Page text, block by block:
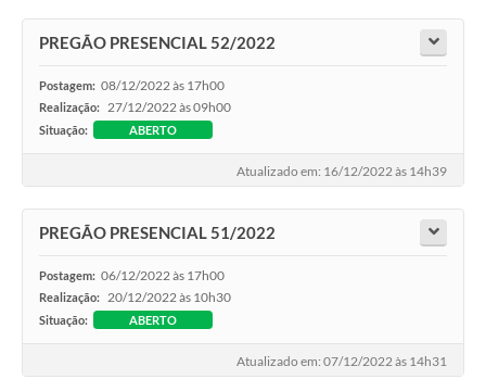
Galeria de Vídeos
Projetos
Contas Públicas
Legislação
PREGÃO PRESENCIAL 52/2022
Postagem: 08/12/2022 às 17h00
Realização: 27/12/2022 às 09h00
Situação: ABERTO
Atualizado em: 16/12/2022 às 14h39
PREGÃO PRESENCIAL 51/2022
Postagem: 06/12/2022 às 17h00
Realização: 20/12/2022 às 10h30
Situação: ABERTO
Atualizado em: 07/12/2022 às 14h31